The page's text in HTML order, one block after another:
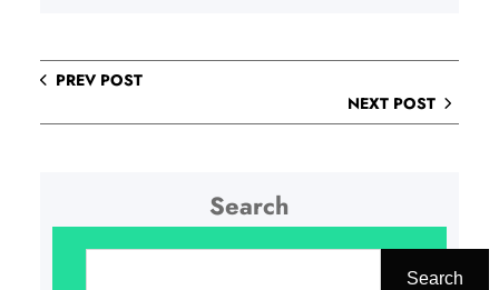
PREV POST
NEXT POST
Search
Search